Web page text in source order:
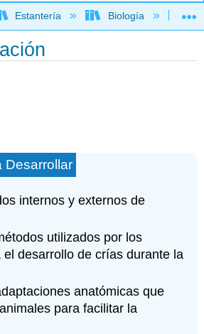
jerarquía global
Estantería Biología
Desarrollar
internos y externos de
utilizados por los
el desarrollo de crías durante la
anatómicas que
para facilitar la